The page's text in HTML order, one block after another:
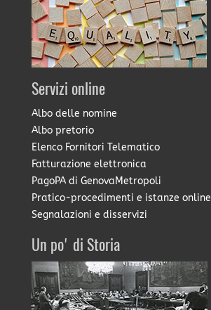
Servizi online
Albo delle nomine
Albo pretorio
Elenco Fornitori Telematico
Fatturazione elettronica
PagoPA di GenovaMetropoli
Pratico-procedimenti e istanze online
Segnalazioni e disservizi
Un po' di Storia